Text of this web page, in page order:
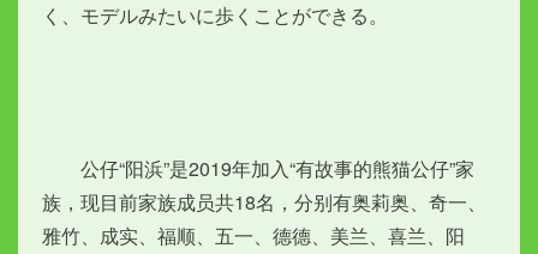
く、モデルみたいに歩くことができる。
公仔“阳浜”是2019年加入“有故事的熊猫公仔”家
族，现目前家族成员共18名，分别有奥莉奥、奇一、
雅竹、成实、福顺、五一、德德、美兰、喜兰、阳